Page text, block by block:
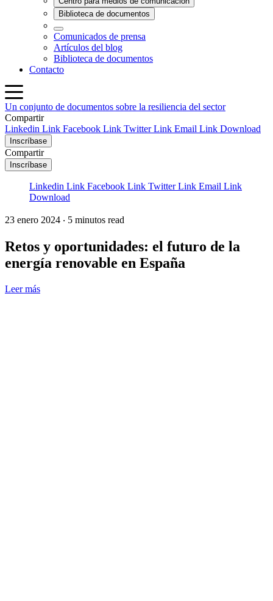
Un conjunto de documentos sobre la resiliencia del sector
Compartir
Linkedin Link Facebook Link Twitter Link Email Link Download
Inscríbase
Compartir
Inscríbase
Linkedin Link Facebook Link Twitter Link Email Link
Download
23 enero 2024 ‧ 5 minutos read
Retos y oportunidades: el futuro de la
energía renovable en España
Leer más